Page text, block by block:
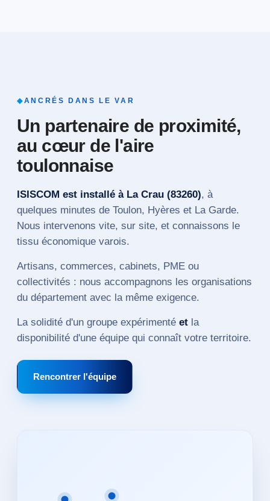
◆ANCRÉS DANS LE VAR
Un partenaire de proximité,
au cœur de l'aire
toulonnaise
ISISCOM est installé à La Crau (83260), à
quelques minutes de Toulon, Hyères et La Garde.
Nous intervenons vite, sur site, et connaissons le
tissu économique varois.
Artisans, commerces, cabinets, PME ou
collectivités : nous accompagnons les organisations
du département avec la même exigence.
La solidité d'un groupe expérimenté et la
disponibilité d'une équipe qui connaît votre territoire.
Rencontrer l'équipe